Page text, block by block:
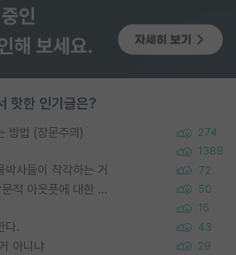
핫한 인기글은?
방법 (장문주의) 274
1388
사들이 착각하는 거 72
포스텍 억까에 대해 (동문의 학문적 아웃풋에 대한 반박) 50
16
다. 43
아니냐 29